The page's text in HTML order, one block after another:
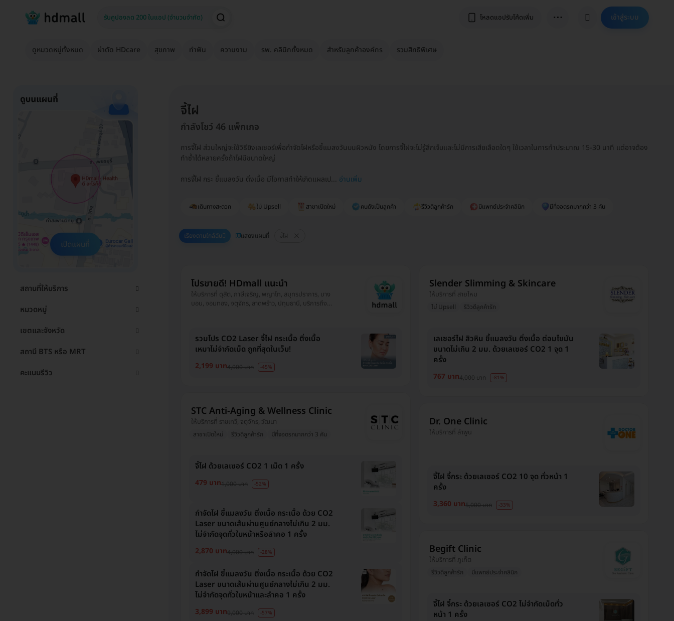
โหลดแอปรับโค้ดเพิ่ม ⋯ เข้าสู่ระบบ
ดูหมวดหมู่ทั้งหมด ผ่าตัด HDcare สุขภาพ ทำฟัน ความงาม รพ. คลินิกทั้งหมด สำหรับลูกค้าองค์กร รวมสิทธิพิเศษ
สถานที่ให้บริการ
หมวดหมู่
เขตและจังหวัด
สถานี BTS หรือ MRT
คะแนนรีวิว
จี้ไฝ
กำลังโชว์ 46 แพ็กเกจ
การจี้ไฝ ส่วนใหญ่จะใช้วิธียิงเลเซอร์เพื่อกำจัดไฝหรือขี้แมลงวันบนผิวหนัง โดยการจี้ไฝจะไม่รู้สึกเจ็บและไม่มีการเสียเลือดใดๆ ใช้เวลาในการทำประมาณ 15-30 นาที แต่อาจต้อง
ทำซ้ำได้หลายครั้งถ้าไฝมีขนาดใหญ่
การจี้ไฝ กระ ขี้แมลงวัน ติ่งเนื้อ มีโอกาสทำให้เกิดแผลเป... อ่านเพิ่ม
เดินทางสะดวก ไม่ Upsell สาขาเปิดใหม่ คนดังเป็นลูกค้า รีวิวดีลูกค้ารัก มีแพทย์ประจำคลินิก มีที่จอดรถมากกว่า 3 คัน
เรียงตามใกล้ฉัน แสดงแผนที่ จี้ไฝ
โปรขายดี! HDmall แนะนำ
ให้บริการที่ ดุสิต, ภาษีเจริญ, พญาไท, สมุทรปราการ, บาง
บอน, จอมทอง, จตุจักร, ลาดพร้าว, ปทุมธานี, บริการถึง
รวมโปร CO2 Laser จี้ไฝ กระเนื้อ ติ่งเนื้อ
เหมาไม่จำกัดเม็ด ถูกที่สุดในเว็บ!
2,199 บาท4,000 บาท -45%
STC Anti-Aging & Wellness Clinic
ให้บริการที่ ราชเทวี, จตุจักร, วัฒนา
สาขาเปิดใหม่ รีวิวดีลูกค้ารัก มีที่จอดรถมากกว่า 3 คัน
จี้ไฝ ด้วยเลเซอร์ CO2 1 เม็ด 1 ครั้ง
479 บาท1,000 บาท -52%
กำจัดไฝ ขี้แมลงวัน ติ่งเนื้อ กระเนื้อ ด้วย CO2
Laser ขนาดเส้นผ่านศูนย์กลางไม่เกิน 2 มม.
ไม่จำกัดจุดทั่วใบหน้าหรือลำคอ 1 ครั้ง
2,870 บาท4,000 บาท -28%
กำจัดไฝ ขี้แมลงวัน ติ่งเนื้อ กระเนื้อ ด้วย CO2
Laser ขนาดเส้นผ่านศูนย์กลางไม่เกิน 2 มม.
ไม่จำกัดจุดทั่วใบหน้าและลำคอ 1 ครั้ง
3,899 บาท9,000 บาท -57%
Slender Slimming & Skincare
ให้บริการที่ สายไหม
ไม่ Upsell รีวิวดีลูกค้ารัก
เลเซอร์ไฝ สิวหิน ขี้แมลงวัน ติ่งเนื้อ ต่อมไขมัน
ขนาดไม่เกิน 2 มม. ด้วยเลเซอร์ CO2 1 จุด 1
ครั้ง
767 บาท4,000 บาท -81%
Dr. One Clinic
ให้บริการที่ ลำพูน
จี้ไฝ จี้กระ ด้วยเลเซอร์ CO2 10 จุด ทั่วหน้า 1
ครั้ง
3,360 บาท5,000 บาท -33%
Begift Clinic
ให้บริการที่ ภูเก็ต
รีวิวดีลูกค้ารัก มีแพทย์ประจำคลินิก
จี้ไฝ จี้กระ ด้วยเลเซอร์ CO2 ไม่จำกัดเม็ดทั่ว
หน้า 1 ครั้ง